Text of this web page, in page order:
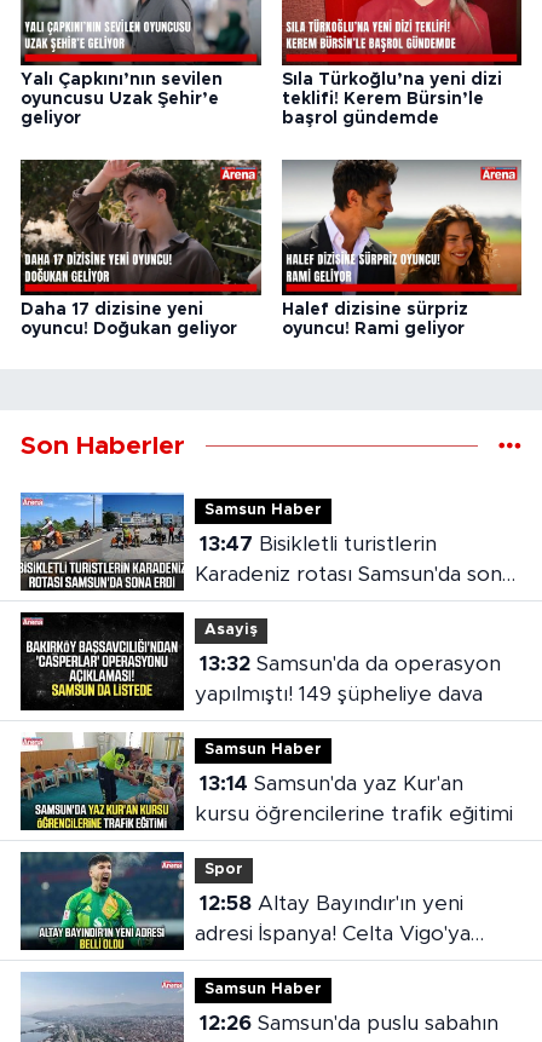
Yalı Çapkını’nın sevilen
oyuncusu Uzak Şehir’e
geliyor
Sıla Türkoğlu’na yeni dizi
teklifi! Kerem Bürsin’le
başrol gündemde
Daha 17 dizisine yeni
oyuncu! Doğukan geliyor
Halef dizisine sürpriz
oyuncu! Rami geliyor
Son Haberler
Samsun Haber
13:47
Karadeniz rotası Samsun'da sona
erdi
Asayiş
13:32Samsun'da da operasyon
yapılmıştı! 149 şüpheliye dava
Samsun Haber
13:14
kursu öğrencilerine trafik eğitimi
Spor
12:58Altay Bayındır'ın yeni
adresi İspanya! Celta Vigo'ya
kiralandı
Samsun Haber
12:26Samsun'da puslu sabahın